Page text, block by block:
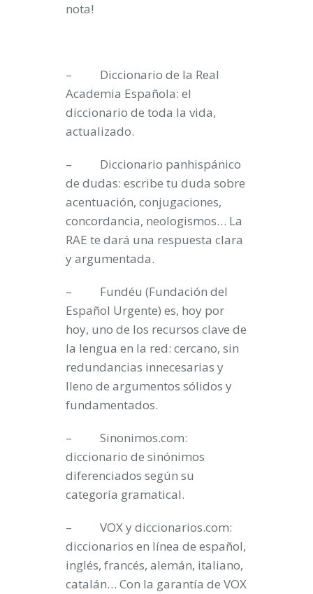
nota!
– Diccionario de la Real
Academia Española: el
diccionario de toda la vida,
actualizado.
– Diccionario panhispánico
de dudas: escribe tu duda sobre
acentuación, conjugaciones,
concordancia, neologismos… La
RAE te dará una respuesta clara
y argumentada.
– Fundéu (Fundación del
Español Urgente) es, hoy por
hoy, uno de los recursos clave de
la lengua en la red: cercano, sin
redundancias innecesarias y
lleno de argumentos sólidos y
fundamentados.
– Sinonimos.com:
diccionario de sinónimos
diferenciados según su
categoría gramatical.
– VOX y diccionarios.com:
diccionarios en línea de español,
inglés, francés, alemán, italiano,
catalán… Con la garantía de VOX